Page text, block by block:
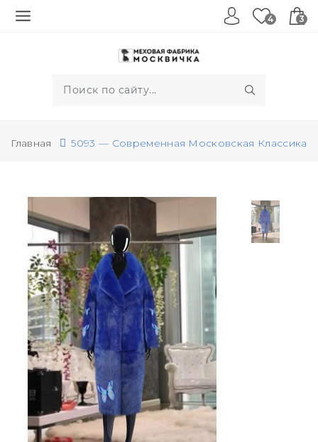
4 3
Главная 5093 — Современная Московская Классика